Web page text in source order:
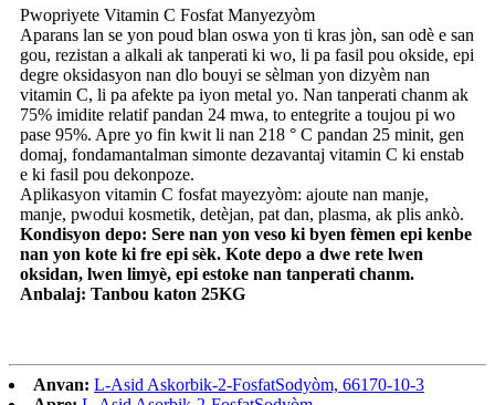
Pwopriyete Vitamin C Fosfat Manyezyòm
Aparans lan se yon poud blan oswa yon ti kras jòn, san odè e san
gou, rezistan a alkali ak tanperati ki wo, li pa fasil pou okside, epi
degre oksidasyon nan dlo bouyi se sèlman yon dizyèm nan
vitamin C, li pa afekte pa iyon metal yo. Nan tanperati chanm ak
75% imidite relatif pandan 24 mwa, to entegrite a toujou pi wo
pase 95%. Apre yo fin kwit li nan 218 ° C pandan 25 minit, gen
domaj, fondamantalman simonte dezavantaj vitamin C ki enstab
e ki fasil pou dekonpoze.
Aplikasyon vitamin C fosfat mayezyòm: ajoute nan manje,
manje, pwodui kosmetik, detèjan, pat dan, plasma, ak plis ankò.
Kondisyon depo: Sere nan yon veso ki byen fèmen epi kenbe
nan yon kote ki fre epi sèk. Kote depo a dwe rete lwen
oksidan, lwen limyè, epi estoke nan tanperati chanm.
Anbalaj: Tanbou katon 25KG
Anvan: L-Asid Askorbik-2-FosfatSodyòm, 66170-10-3